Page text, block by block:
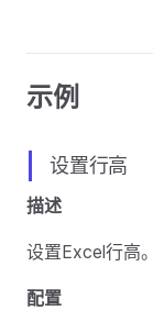
示例
设置行高
描述
设置Excel行高。
配置